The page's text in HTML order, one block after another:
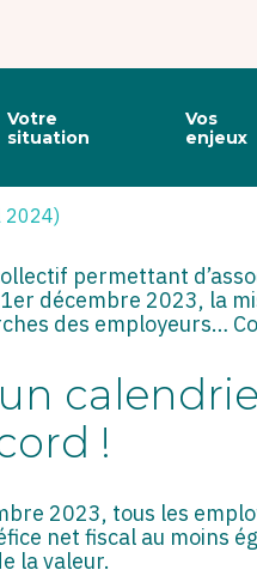
Votre
situation
Vos
enjeux
2024)
permettant
décembre 2023, la
des employeurs…
!
2023, tous les
net fiscal au moins
la valeur.